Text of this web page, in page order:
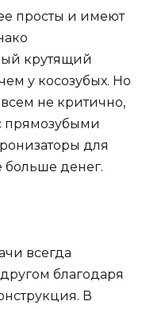
просты и имеют
крутящий
у косозубых. Но
не критично,
прямозубыми
для
больше денег.
всегда
благодаря
В